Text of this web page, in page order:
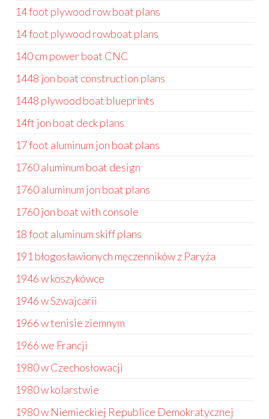
14 foot plywood row boat plans
14 foot plywood rowboat plans
140 cm power boat CNC
1448 jon boat construction plans
1448 plywood boat blueprints
14ft jon boat deck plans
17 foot aluminum jon boat plans
1760 aluminum boat design
1760 aluminum jon boat plans
1760 jon boat with console
18 foot aluminum skiff plans
191 błogosławionych męczenników z Paryża
1946 w koszykówce
1946 w Szwajcarii
1966 w tenisie ziemnym
1966 we Francji
1980 w Czechosłowacji
1980 w kolarstwie
1980 w Niemieckiej Republice Demokratycznej